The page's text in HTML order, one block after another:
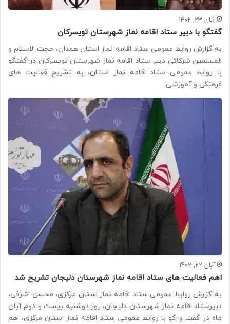
آبان 23, 1402
گفتگو با دبیر ستاد اقامه نماز شهرستان تویسرکان
به گزارش روابط عمومی ستاد اقامه نماز استان همدان، حجت الاسلام و
المسلمین شرکائی دبیر ستاد اقامه نماز شهرستان تویسرکان در گفتگو
با روابط عمومی ستاد اقامه نماز استان، به تشریح فعالیت های
فرهنگی و آموزشی
آبان 22, 1402
اهم فعالیت های ستاد اقامه نماز شهرستان دلیجان تشریح شد
به گزارش روابط عمومی ستاد اقامه نماز استان مرکزی، محسن اشرفی،
دبیرستاد اقامه نماز شهرستان دلیجان، روز دوشنبه بیست و دوم آبان
ماه در گفت ‌و‌ گو با روابط عمومی ستاد اقامه نماز استان مرکزی، اهم